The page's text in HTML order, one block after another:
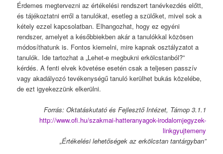
Érdemes megtervezni az értékelési rendszert tanévkezdés előtt,
és tájékoztatni erről a tanulókat, esetleg a szülőket, mivel sok a
kétely ezzel kapcsolatban. Elhangozhat, hogy ez egyéni
rendszer, amelyet a későbbiekben akár a tanulókkal közösen
módosíthatunk is. Fontos kiemelni, mire kapnak osztályzatot a
tanulók. Ide tartozhat a „Lehet-e megbukni erkölcstanból?”
kérdés. A fenti elvek követése esetén csak a teljesen passzív
vagy akadályozó tevékenységű tanuló kerülhet bukás közelébe,
de ezt igyekezzünk elkerülni.
Forrás: Oktatáskutató és Fejlesztő Intézet, Támop 3.1.1
http://www.ofi.hu/szakmai-hatteranyagok-irodalomjegyzek-
linkgyujtemeny
„Értékelési lehetőségek az erkölcstan tantárgyban”